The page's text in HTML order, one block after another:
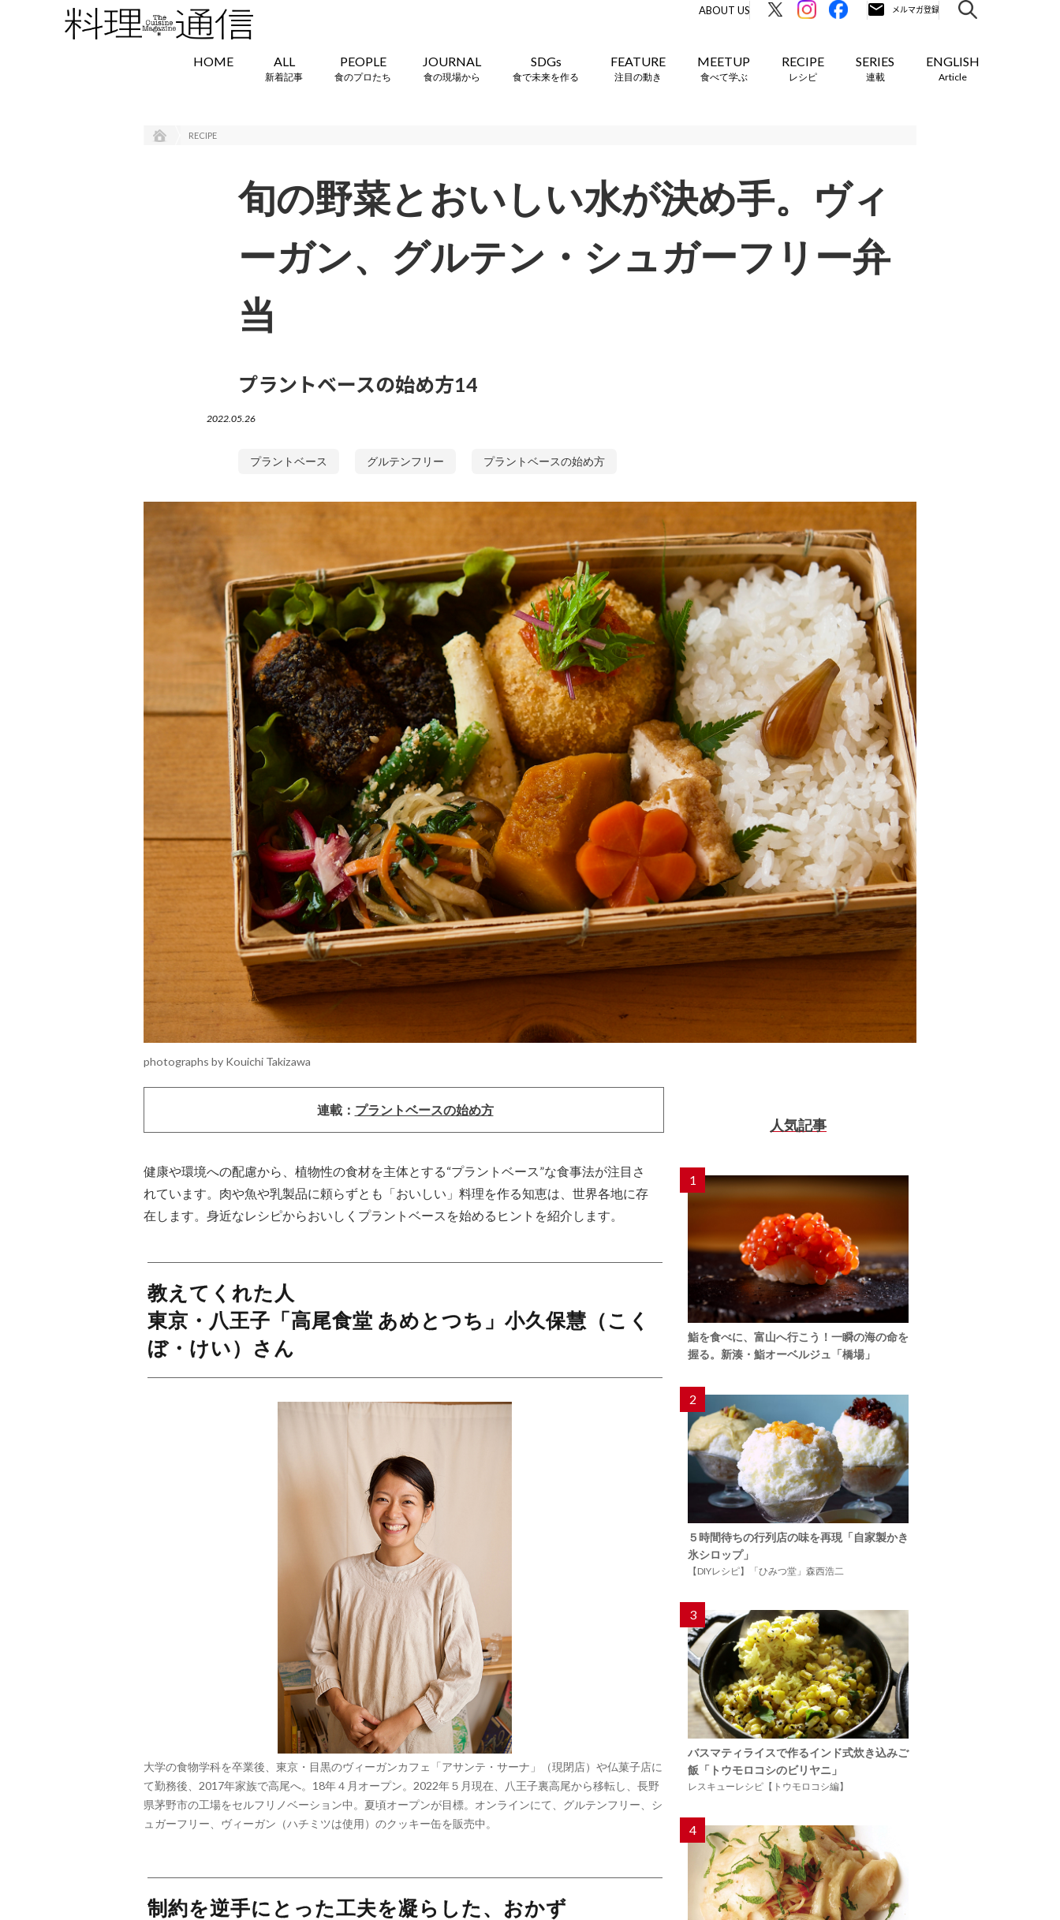
ABOUT US
HOME ALL
新着記事
PEOPLE
食のプロたち
JOURNAL
食の現場から
SDGs
食で未来を作る
FEATURE
注目の動き
MEETUP
食べて学ぶ
RECIPE
レシピ
SERIES
連載
ENGLISH
Article
RECIPE
旬の野菜とおいしい水が決め手。ヴィ
ーガン、グルテン・シュガーフリー弁
当
プラントベースの始め方14
2022.05.26
プラントベース グルテンフリー プラントベースの始め方
photographs by Kouichi Takizawa
連載： プラントベースの始め方
健康や環境への配慮から、植物性の食材を主体とする“プラントベース”な食事法が注目さ
れています。肉や魚や乳製品に頼らずとも「おいしい」料理を作る知恵は、世界各地に存
在します。身近なレシピからおいしくプラントベースを始めるヒントを紹介します。
教えてくれた人
東京・八王子「高尾食堂 あめとつち」小久保慧（こく
ぼ・けい）さん
大学の食物学科を卒業後、東京・目黒のヴィーガンカフェ「アサンテ・サーナ」（現閉店）や仏菓子店に
て勤務後、2017年家族で高尾へ。18年４月オープン。2022年５月現在、八王子裏高尾から移転し、長野
県茅野市の工場をセルフリノベーション中。夏頃オープンが目標。オンラインにて、グルテンフリー、シ
ュガーフリー、ヴィーガン（ハチミツは使用）のクッキー缶を販売中。
制約を逆手にとった工夫を凝らした、おかず
人気記事
1
鮨を食べに、富山へ行こう！一瞬の海の命を
握る。新湊・鮨オーベルジュ「橋場」
2
５時間待ちの行列店の味を再現「自家製かき
氷シロップ」
【DIYレシピ】「ひみつ堂」森西浩二
3
バスマティライスで作るインド式炊き込みご
飯「トウモロコシのビリヤニ」
レスキューレシピ【トウモロコシ編】
4